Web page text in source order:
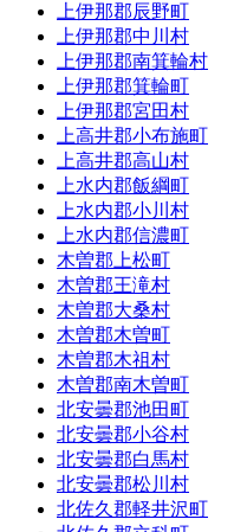
上伊那郡辰野町
上伊那郡中川村
上伊那郡南箕輪村
上伊那郡箕輪町
上伊那郡宮田村
上高井郡小布施町
上高井郡高山村
上水内郡飯綱町
上水内郡小川村
上水内郡信濃町
木曽郡上松町
木曽郡王滝村
木曽郡大桑村
木曽郡木曽町
木曽郡木祖村
木曽郡南木曽町
北安曇郡池田町
北安曇郡小谷村
北安曇郡白馬村
北安曇郡松川村
北佐久郡軽井沢町